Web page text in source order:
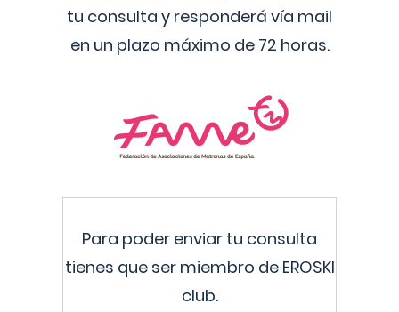
tu consulta y responderá vía mail
en un plazo máximo de 72 horas.
Para poder enviar tu consulta
tienes que ser miembro de EROSKI
club.